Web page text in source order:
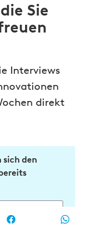
Sie
Interviews
direkt
sich den